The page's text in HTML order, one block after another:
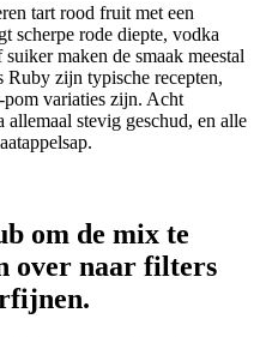
tart rood fruit met een
scherpe rode diepte, vodka
maken de smaak meestal
Ruby zijn typische recepten,
variaties zijn. Acht
stevig geschud, en alle
om de mix te
over naar filters